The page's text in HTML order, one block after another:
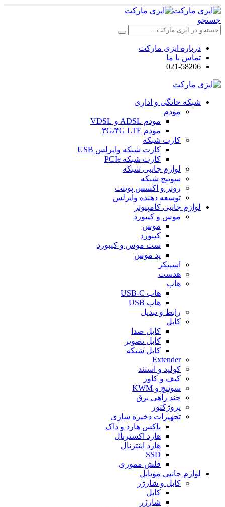
جستجو
درباره ایزی مارکت
تماس با ما
021-58206
شبکه خانگی و اداری
مودم
مودم ADSL و VDSL
مودم ۳G/۴G LTE
کارت شبکه
کارت شبکه وایرلس USB
کارت شبکه PCIe
لوازم جانبی شبکه
سوییچ شبکه
روتر و اکسس پوینت
توسعه دهنده وایرلس
لوازم جانبی کامپیوتر
موس و کیبورد
موس
کیبورد
ست موس و کیبورد
پد موس
اسپیکر
هدست
هاب
هاب USB-C
هاب USB
رابط و تبدیل
کابل
کابل صدا
کابل تصویر
کابل شبکه
Extender
کولپد و استند
کیف و کاور
سوئیچ و KWM
چند راهی برق
پروژکتور
تجهیزات ذخیره سازی
باکس هارد و داک
هارد اکسترنال
هارد اینترنال
SSD
فلش مموری
لوازم جانبی موبایل
کابل و شارژر
کابل
شارژر